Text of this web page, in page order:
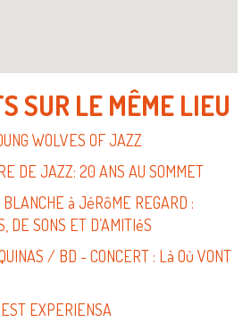
SUR LE MÊME LIEU
WOLVES OF JAZZ
DE JAZZ: 20 ANS AU SOMMET
à JéRôME REGARD :
DE SONS ET D’AMITIéS
/ BD - CONCERT : Là Où VONT
EXPERIENSA